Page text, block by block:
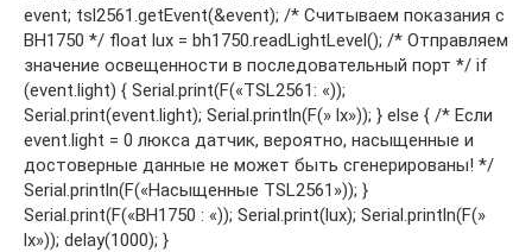
event; tsl2561.getEvent(&event); /* Считываем показания с
BH1750 */ float lux = bh1750.readLightLevel(); /* Отправляем
значение освещенности в последовательный порт */ if
(event.light) { Serial.print(F(«TSL2561: «));
Serial.print(event.light); Serial.println(F(» lx»)); } else { /* Если
event.light = 0 люкса датчик, вероятно, насыщенные и
достоверные данные не может быть сгенерированы! */
Serial.println(F(«Насыщенные TSL2561»)); }
Serial.print(F(«BH1750 : «)); Serial.print(lux); Serial.println(F(»
lx»)); delay(1000); }